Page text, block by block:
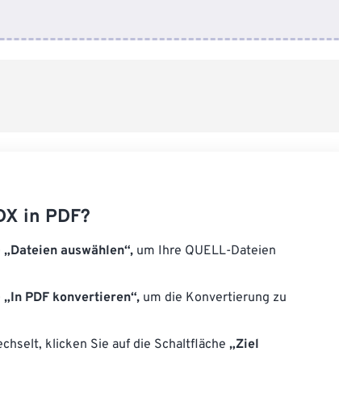
in PDF?
„Dateien auswählen“, um Ihre QUELL-Dateien
„In PDF konvertieren“, um die Konvertierung zu
klicken Sie auf die Schaltfläche „Ziel